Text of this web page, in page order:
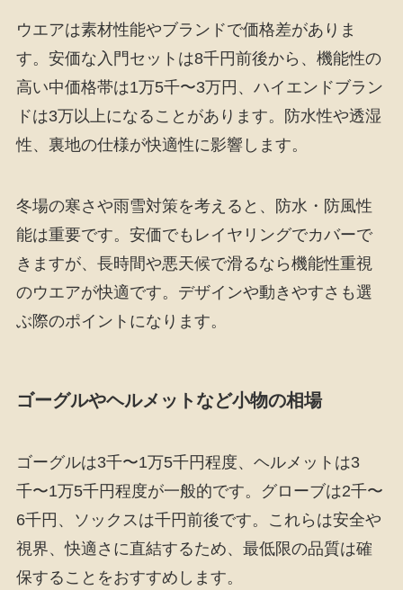
ウエアは素材性能やブランドで価格差がありま
す。安価な入門セットは8千円前後から、機能性の
高い中価格帯は1万5千〜3万円、ハイエンドブラン
ドは3万以上になることがあります。防水性や透湿
性、裏地の仕様が快適性に影響します。
冬場の寒さや雨雪対策を考えると、防水・防風性
能は重要です。安価でもレイヤリングでカバーで
きますが、長時間や悪天候で滑るなら機能性重視
のウエアが快適です。デザインや動きやすさも選
ぶ際のポイントになります。
ゴーグルやヘルメットなど小物の相場
ゴーグルは3千〜1万5千円程度、ヘルメットは3
千〜1万5千円程度が一般的です。グローブは2千〜
6千円、ソックスは千円前後です。これらは安全や
視界、快適さに直結するため、最低限の品質は確
保することをおすすめします。